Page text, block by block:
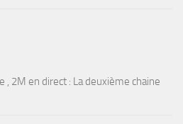
, 2M en direct : La deuxième chaine